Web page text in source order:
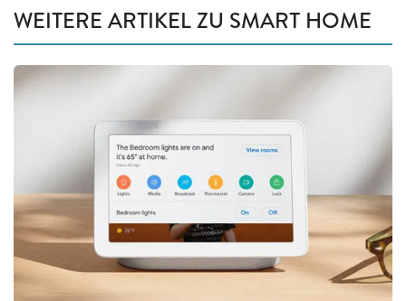
WEITERE ARTIKEL ZU SMART HOME